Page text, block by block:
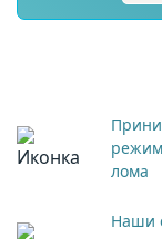
лома
Наши